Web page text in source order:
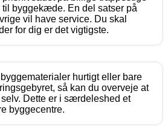
byggekæde. En del satser på
vil have service. Du skal
for dig er det vigtigste.
hurtigt eller bare
så kan du overveje at
Dette er i særdeleshed et
byggecentre.